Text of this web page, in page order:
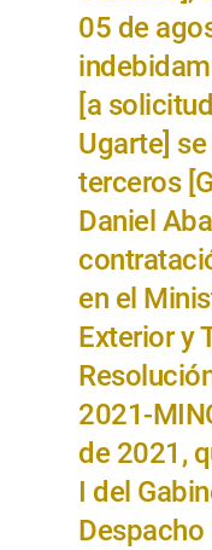
05 de
[a
Ugarte]
terceros
Daniel
en el
Exterior y
2021-
de 2021,
I del